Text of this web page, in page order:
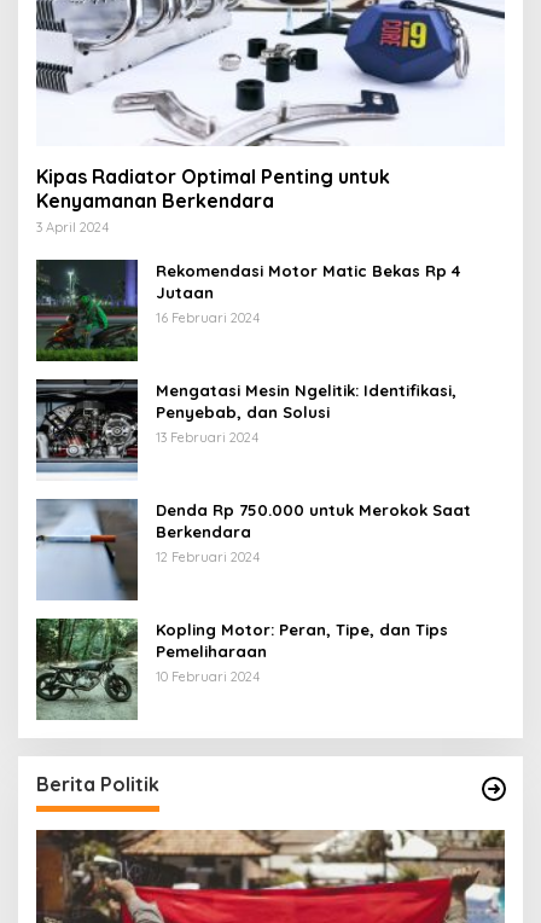
Kipas Radiator Optimal Penting untuk
Kenyamanan Berkendara
3 April 2024
Rekomendasi Motor Matic Bekas Rp 4
Jutaan
16 Februari 2024
Mengatasi Mesin Ngelitik: Identifikasi,
Penyebab, dan Solusi
13 Februari 2024
Denda Rp 750.000 untuk Merokok Saat
Berkendara
12 Februari 2024
Kopling Motor: Peran, Tipe, dan Tips
Pemeliharaan
10 Februari 2024
Berita Politik